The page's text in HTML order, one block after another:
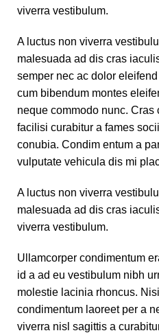
viverra vestibulum.
A luctus non viverra
malesuada ad dis cras
semper nec ac dolor
cum bibendum montes
neque commodo nunc.
facilisi curabitur a fames
conubia. Condim entum a
vulputate vehicula dis mi
A luctus non viverra
malesuada ad dis cras
viverra vestibulum.
Ullamcorper condimentum
id a ad eu vestibulum nibh
molestie lacinia rhoncus.
condimentum laoreet per a
viverra nisl sagittis a